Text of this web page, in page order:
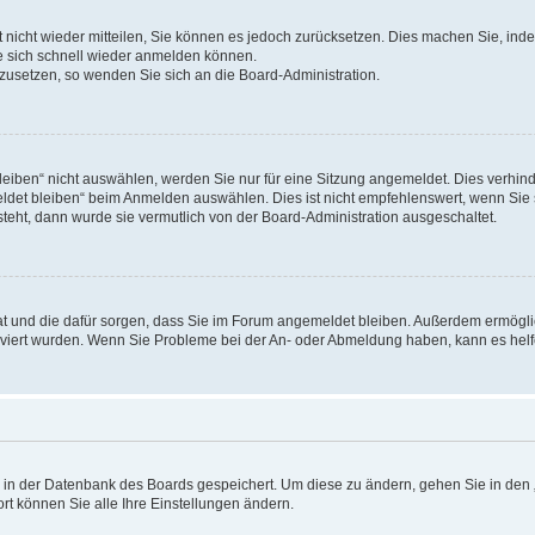
wieder mitteilen, Sie können es jedoch zurücksetzen. Dies machen Sie,
schnell wieder anmelden können.
so wenden Sie sich an die Board-Administration.
nicht auswählen, werden Sie nur für eine Sitzung angemeldet. Dies
bleiben“ beim Anmelden auswählen. Dies ist nicht empfehlenswert, wenn
dann wurde sie vermutlich von der Board-Administration ausgeschaltet.
und die dafür sorgen, dass Sie im Forum angemeldet bleiben. Außerdem
wurden. Wenn Sie Probleme bei der An- oder Abmeldung haben, kann es
der Datenbank des Boards gespeichert. Um diese zu ändern, gehen Sie in
können Sie alle Ihre Einstellungen ändern.